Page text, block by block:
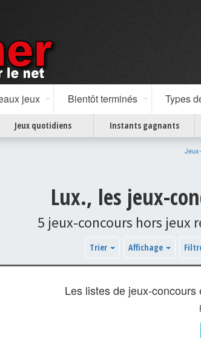
jeux Bientôt terminés Types
Jeux quotidiens Instants gagnants
Lux., les jeux-
5 jeux-concours hors jeux
Trier Affichage
Les listes de jeux-